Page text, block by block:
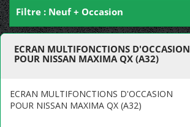
Filtre : Neuf + Occasion
ECRAN MULTIFONCTIONS D'OCCASION
POUR NISSAN MAXIMA QX (A32)
ECRAN MULTIFONCTIONS D'OCCASION
POUR NISSAN MAXIMA QX (A32)